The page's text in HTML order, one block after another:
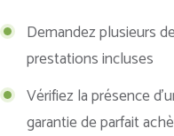
Demandez plusieurs
prestations incluses
Vérifiez la présence
garantie de parfait